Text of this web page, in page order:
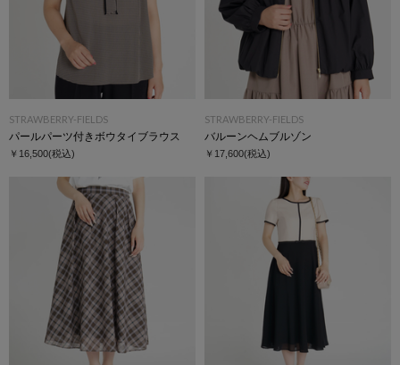
STRAWBERRY-FIELDS
パールパーツ付きボウタイブラウス
￥16,500(税込)
STRAWBERRY-FIELDS
バルーンヘムブルゾン
￥17,600(税込)